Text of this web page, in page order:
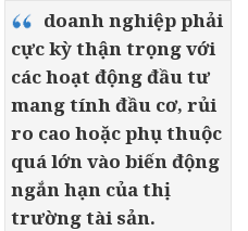
doanh nghiệp phải
cực kỳ thận trọng với
các hoạt động đầu tư
mang tính đầu cơ, rủi
ro cao hoặc phụ thuộc
quá lớn vào biến động
ngắn hạn của thị
trường tài sản.